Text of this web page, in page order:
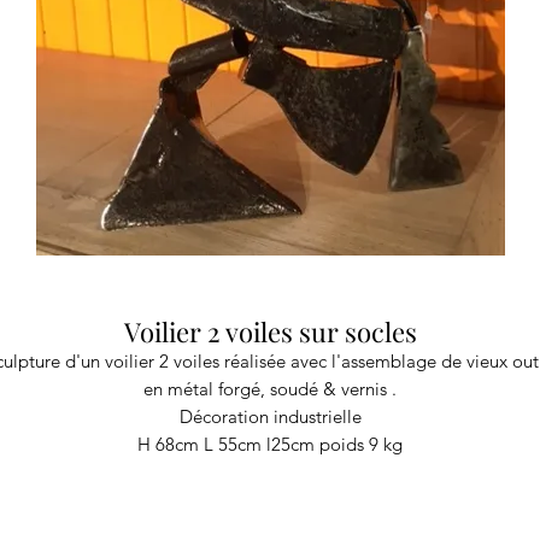
Voilier 2 voiles sur socles
d'un voilier 2 voiles réalisée avec l'assemblage de vieux
en métal forgé, soudé & vernis .
Décoration industrielle
H 68cm L 55cm l25cm poids 9 kg